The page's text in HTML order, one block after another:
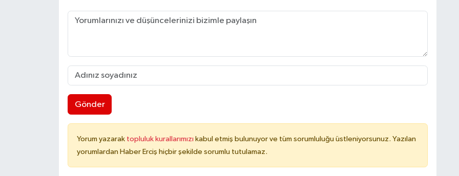
Gönder
Yorum yazarak topluluk kurallarımızı kabul etmiş bulunuyor ve tüm sorumluluğu üstleniyorsunuz. Yazılan
yorumlardan Haber Erciş hiçbir şekilde sorumlu tutulamaz.